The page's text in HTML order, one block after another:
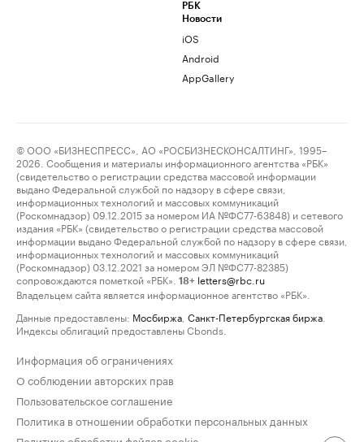
РБК
Новости
iOS
Android
AppGallery
© ООО «БИЗНЕСПРЕСС», АО «РОСБИЗНЕСКОНСАЛТИНГ», 1995–
2026. Сообщения и материалы информационного агентства «РБК»
(свидетельство о регистрации средства массовой информации
выдано Федеральной службой по надзору в сфере связи,
информационных технологий и массовых коммуникаций
(Роскомнадзор) 09.12.2015 за номером ИА №ФС77-63848) и сетевого
издания «РБК» (свидетельство о регистрации средства массовой
информации выдано Федеральной службой по надзору в сфере связи,
информационных технологий и массовых коммуникаций
(Роскомнадзор) 03.12.2021 за номером ЭЛ №ФС77-82385)
сопровождаются пометкой «РБК».
18+ letters@rbc.ru
Владельцем сайта является информационное агентство «РБК».
Данные предоставлены: Мосбиржа Санкт-Петербургская биржа
Индексы облигаций предоставлены Cbonds.
Информация об ограничениях
О соблюдении авторских прав
Пользовательское соглашение
Политика в отношении обработки персональных данных